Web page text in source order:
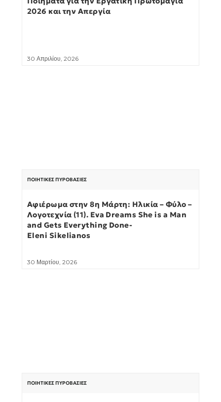
2026 και την Απεργία
30 Απριλίου, 2026
ΠΟΙΗΤΙΚΈΣ ΠΥΡΟΒΑΣΊΕΣ
Αφιέρωμα στην 8η Μάρτη: Ηλικία – Φύλο –
Λογοτεχνία (11). Eva Dreams She is a Man
and Gets Everything Done-
Eleni Sikelianos
30 Μαρτίου, 2026
ΠΟΙΗΤΙΚΈΣ ΠΥΡΟΒΑΣΊΕΣ